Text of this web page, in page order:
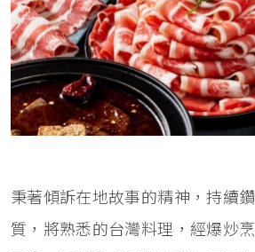
秉著傾訴在地故事的精神，持續
質，將熟悉的台灣料理，經爆炒